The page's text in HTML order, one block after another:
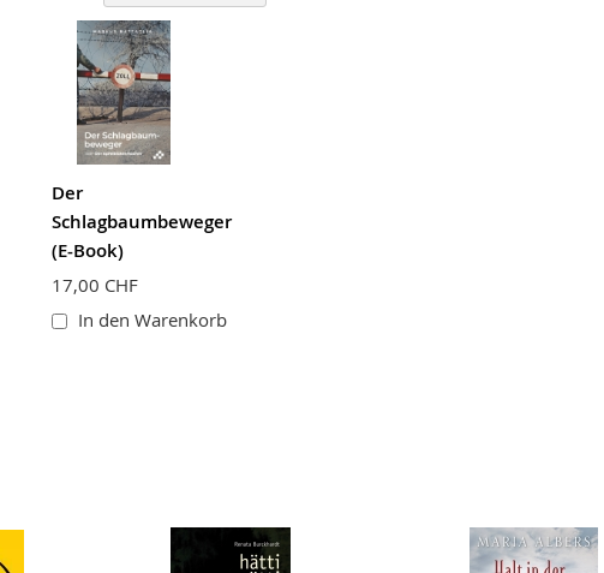
Der
Schlagbaumbeweger
(E-Book)
17,00 CHF
In den Warenkorb